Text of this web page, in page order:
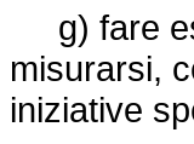
g) fare
misurarsi,
iniziative